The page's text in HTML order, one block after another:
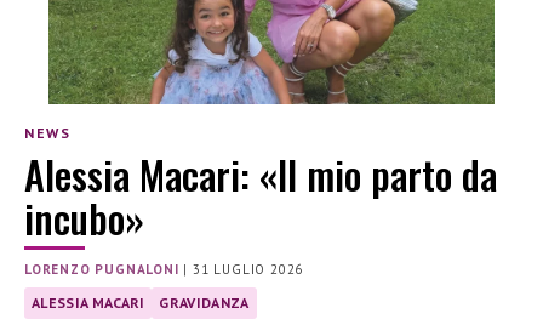
NEWS
Alessia Macari: «Il mio parto da
incubo»
LORENZO PUGNALONI |31 LUGLIO 2026
ALESSIA MACARI GRAVIDANZA